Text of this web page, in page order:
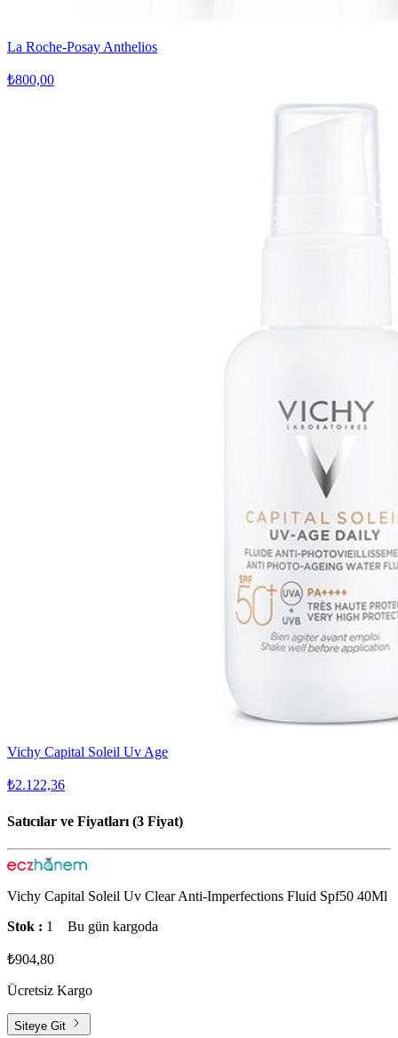
La Roche-Posay Anthelios
₺800,00
Vichy Capital Soleil Uv Age
₺2.122,36
Satıcılar ve Fiyatları (3 Fiyat)
Vichy Capital Soleil Uv Clear Anti-Imperfections Fluid Spf50 40Ml
Stok : 1 Bu gün kargoda
₺904,80
Ücretsiz Kargo
Siteye Git